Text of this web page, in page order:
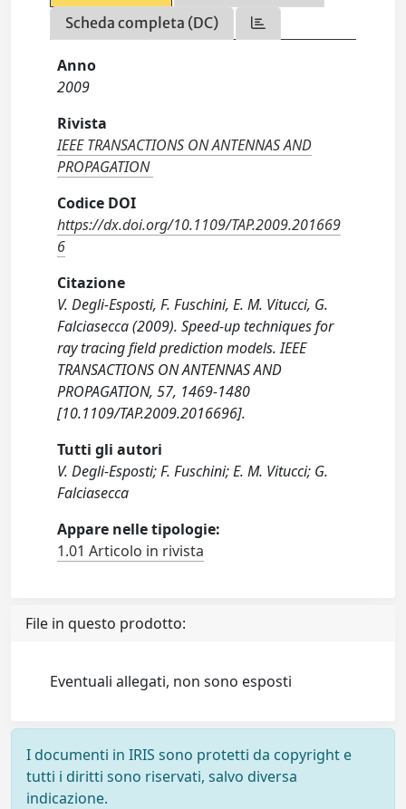
Scheda completa (DC)
Anno
2009
Rivista
IEEE TRANSACTIONS ON ANTENNAS AND
PROPAGATION
Codice DOI
https://dx.doi.org/10.1109/TAP.2009.201669
6
Citazione
V. Degli-Esposti, F. Fuschini, E. M. Vitucci, G.
Falciasecca (2009). Speed-up techniques for
ray tracing field prediction models. IEEE
TRANSACTIONS ON ANTENNAS AND
PROPAGATION, 57, 1469-1480
[10.1109/TAP.2009.2016696].
Tutti gli autori
V. Degli-Esposti; F. Fuschini; E. M. Vitucci; G.
Falciasecca
Appare nelle tipologie:
1.01 Articolo in rivista
File in questo prodotto:
Eventuali allegati, non sono esposti
I documenti in IRIS sono protetti da copyright e
tutti i diritti sono riservati, salvo diversa
indicazione.